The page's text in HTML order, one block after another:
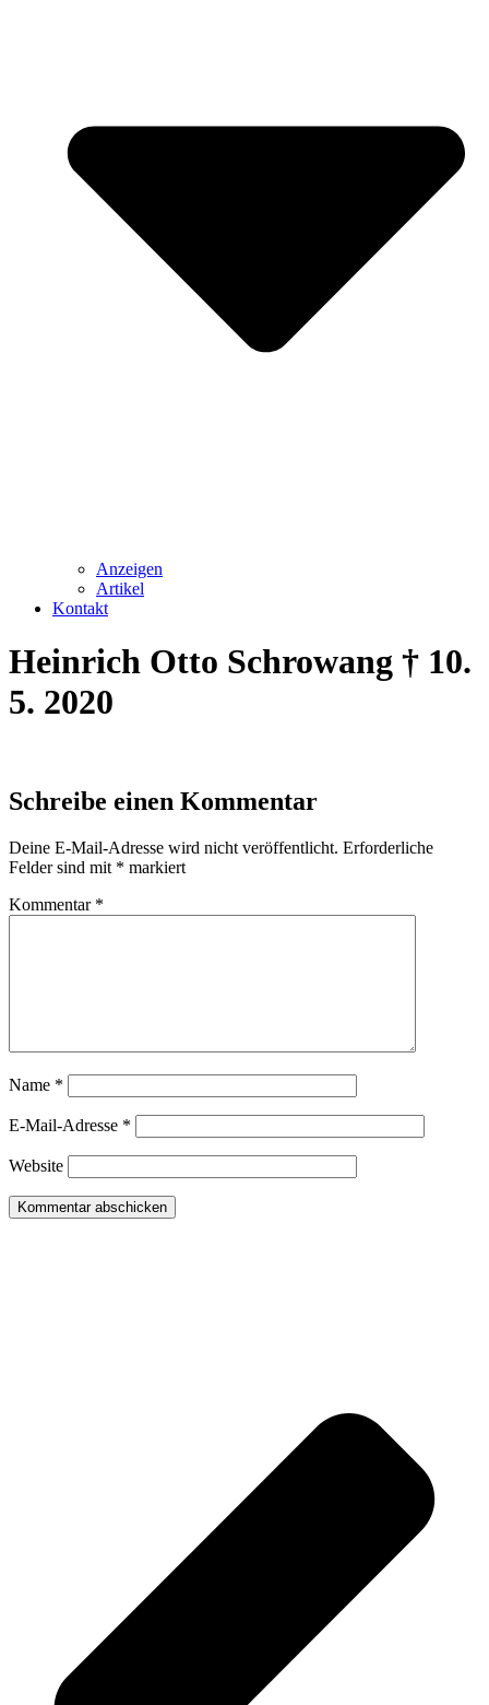
Anzeigen
Artikel
Kontakt
Heinrich Otto Schrowang † 10.
5. 2020
Schreibe einen Kommentar
Deine E-Mail-Adresse wird nicht veröffentlicht. Erforderliche
Felder sind mit * markiert
Kommentar *
Name *
E-Mail-Adresse *
Website